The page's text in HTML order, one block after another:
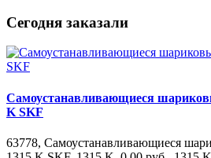
Сегодня заказали
Самоустанавливающиеся
K SKF
63778, Самоустанавливающиеся